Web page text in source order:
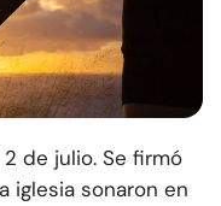
de julio. Se firmó
iglesia sonaron en